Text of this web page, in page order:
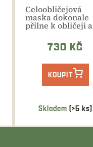
Skladem (>5 ks)
Celoobličejová
maska dokonale
přilne k obličeji a
nepřekáží při
použití...730 KČ
KOUPIT